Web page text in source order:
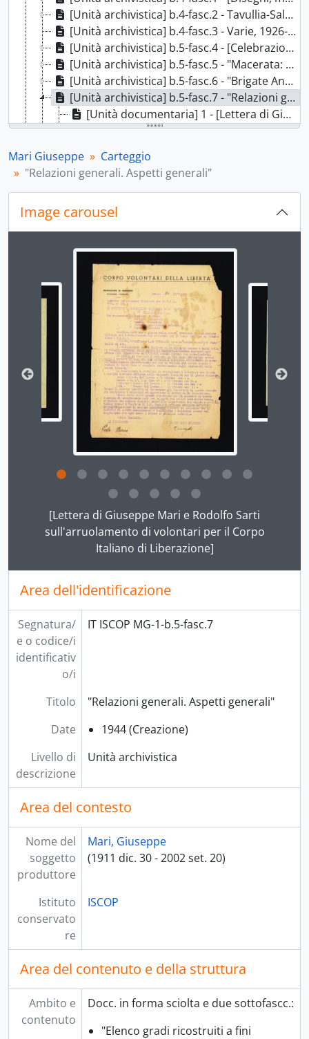
[Unità archivistica] b.4-fasc.2 - Tavullia-Saludecio, 1926-1999
[Unità archivistica] b.4-fasc.3 - Varie, 1926-2002
[Unità archivistica] b.5-fasc.4 - [Celebrazioni del ventennale della Resistenza e correzioni al libro Guerriglia sull'Appennino], 1936-1994
[Unità archivistica] b.5-fasc.5 - "Macerata: documenti vari. Pubblicazioni", 1943-1965
[Unità archivistica] b.5-fasc.6 - "Brigate Ancona", 1944
[Unità archivistica] b.5-fasc.7 - "Relazioni generali. Aspetti generali", 1944
[Unità documentaria] 1 - [Lettera di Giuseppe Mari e Rodolfo Sarti sull'arruolamento di volontari per il Corpo Italiano di Liberazione], Ancona, 12 ottobre 1944
[Unità documentaria] 2 - "Elenco n. 1 riconoscimento gradi gerarchici partigiani", s.d.
[Unità documentaria] 4 - "Elenco n. 3 riconoscimento gradi gerarchici partigiani", s.d.
[Unità documentaria] 5 - "Elenco n. 4 riconoscimento gradi gerarchici partigiani", s.d.
[Unità documentaria] 6 - "Elenco n. 5", s.d.
[Unità documentaria] 7 - "Elenco n. 6", s.d.
[Unità documentaria] 8 - "Elenco n. 7", s.d.
[Unità documentaria] 9 - "Elenco n. 8 gradi gerarchici partigiani - riconoscimento - (Divisione Mario Gr[uppo] Divis[ioni] Spartaco)", s.d.
[Unità documentaria] 10 - "Elenco n. 9", s.d.
[Unità documentaria] 11 - "Elenco n. 10", s.d.
[Unità documentaria] 12 - "Elenco n. 11", s.d.
[Unità documentaria] 13 - "Elenco n. 12", s.d.
[Unità documentaria] 14 - "Elenco n. 13", s.d.
[Unità documentaria] 15 - [Elenco n. 14. Partigiani della Divisione Garibaldi Pesaro], s.d.
[Unità documentaria] 16 - [Elenco n. 14. Partigiani della Divisione Garibaldi Pesaro], s.d.
[Unità archivistica] b.5-fasc.8 - Salvacondotti alleati per Mari, 1944-1945
[Unità archivistica] b.5-fasc.9 - [GAP Pesaro], 1944-1945
[Unità archivistica] b.6-fasc.10 - [Relazioni varie], 1944-1947
[Unità archivistica] b.6-fasc.11 - "Resistenza Ascoli Piceno", 1944-1965
[Unità archivistica] b.7-fasc.14 - Documenti [Brigata Garibaldi] Bruno Lugli, 1944-1974
[Unità archivistica] b.7-fasc.15 - "Personale (sede)", 1944-1994
[Unità archivistica] b.7-fasc.16 - [Corrispondenza varia], 1944-2000
[Unità archivistica] b.7-fasc.17 - Padellino, 1950
[Unità archivistica] b.8-fasc.18 - "Resistenza (generale)", 1954-1985
[Unità archivistica] b.8-fasc.21 - Intervista di Carlo Paladini a Walchiria Terradura e a Renato Vianello, 22 marzo 1980
[Unità archivistica] b.8-fasc.22 - "Cinquantesimo", 1982-2000
[Unità archivistica] b.8-fasc.23 - Carlo Paladini. Intervista Arnaldo Mauri. 27/5/87, 1987
[Unità archivistica] b.9-fasc.24 - Mauri Arnaldo, 1995
[Unità archivistica] b.9-fasc.25 - [Distaccamento GAP Schieti], 1996
[Unità archivistica] b.9-fasc.26 - "Tenente Mini e altri (Davide Mariani) (sempre le interviste ecc.)", s.d.
[series] 2 - Fotografie, 1947-1997
[series] 3 - Periodici e materiale a stampa, 1943-1999
Mari Giuseppe
Carteggio
"Relazioni generali. Aspetti generali"
Image carousel
Changing the current slide of this carousel will
Clicking this description title link will open the
[Lettera di Giuseppe Mari e Rodolfo Sarti
sull'arruolamento di volontari per il Corpo
Italiano di Liberazione]
Area dell'identificazione
Segnatura/
e o codice/i
identificativ
o/i
IT ISCOP MG-1-b.5-fasc.7
Titolo
"Relazioni generali. Aspetti generali"
Date
1944 (Creazione)
Livello di
descrizione
Unità archivistica
Area del contesto
Nome del
soggetto
produttore
Mari, Giuseppe
(1911 dic. 30 - 2002 set. 20)
Istituto
conservato
re
ISCOP
Area del contenuto e della struttura
Ambito e
contenuto
Docc. in forma sciolta e due sottofascc.:
"Elenco gradi ricostruiti a fini